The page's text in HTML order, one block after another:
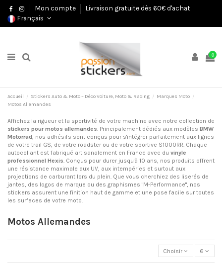
Mon compte
Livraison gratuite dès 60€ d'achat
Français
0
Accueil Stickers Auto & Moto – Déco Voiture, Moto & Racing
Marques Moto
Motos Allemandes
Affichez la rigueur et la sportivité de votre machine avec notre collection de
stickers pour motos allemandes. Principalement dédiés aux modèles BMW
Motorrad, nos adhésifs sont conçus pour s'intégrer parfaitement aux lignes
de votre trail GS, de votre roadster ou de votre sportive S1000RR. Chaque
autocollant est fabriqué artisanalement en France avec du vinyle
professionnel Hexis. Conçus pour durer jusqu'à 10 ans, nos produits offrent
une résistance maximale aux UV, aux intempéries et surtout aux
projections de carburant lors du plein. Que vous cherchiez des liserés de
jantes, des logos de marque ou des graphismes "M-Performance", nos
stickers assurent une finition haut de gamme et une pose facile sur toutes
les surfaces de votre moto.
Motos Allemandes
Choisir 6